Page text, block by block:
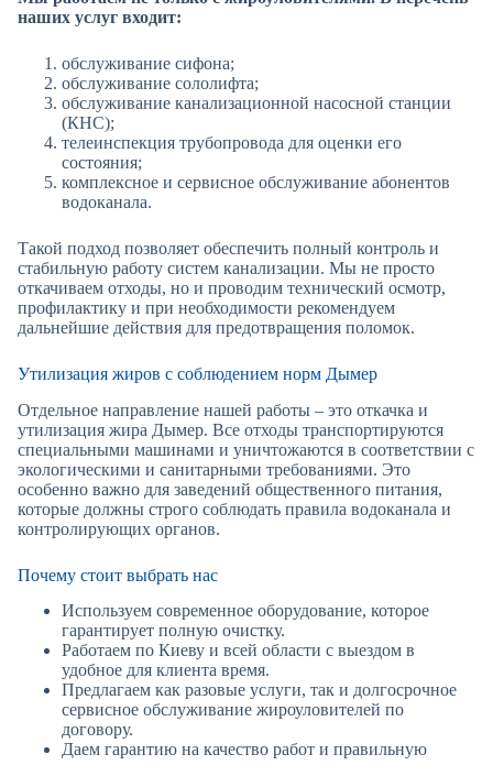
наших услуг входит:
обслуживание сифона;
обслуживание сололифта;
обслуживание канализационной насосной станции
(КНС);
телеинспекция трубопровода для оценки его
состояния;
комплексное и сервисное обслуживание абонентов
водоканала.
Такой подход позволяет обеспечить полный контроль и
стабильную работу систем канализации. Мы не просто
откачиваем отходы, но и проводим технический осмотр,
профилактику и при необходимости рекомендуем
дальнейшие действия для предотвращения поломок.
Утилизация жиров с соблюдением норм Дымер
Отдельное направление нашей работы – это откачка и
утилизация жира Дымер. Все отходы транспортируются
специальными машинами и уничтожаются в соответствии с
экологическими и санитарными требованиями. Это
особенно важно для заведений общественного питания,
которые должны строго соблюдать правила водоканала и
контролирующих органов.
Почему стоит выбрать нас
Используем современное оборудование, которое
гарантирует полную очистку.
Работаем по Киеву и всей области с выездом в
удобное для клиента время.
Предлагаем как разовые услуги, так и долгосрочное
сервисное обслуживание жироуловителей по
договору.
Даем гарантию на качество работ и правильную